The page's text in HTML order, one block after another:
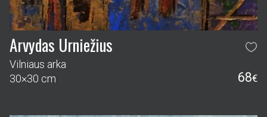
Arvydas Urniežius
Vilniaus arka
30×30 cm
68€